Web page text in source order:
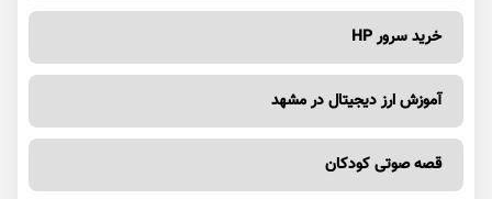
خرید سرور HP
آموزش ارز دیجیتال در مشهد
قصه صوتی کودکان